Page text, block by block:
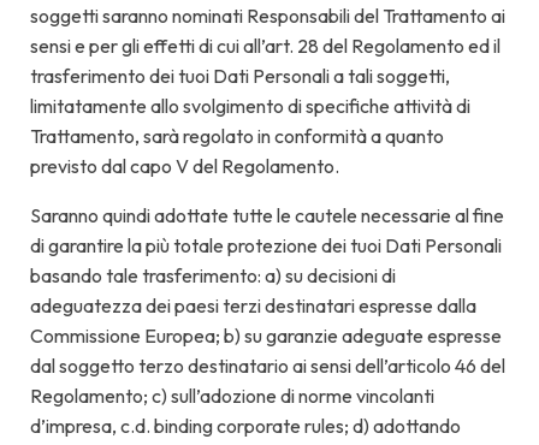
soggetti saranno nominati Responsabili del Trattamento ai
sensi e per gli effetti di cui all’art. 28 del Regolamento ed il
trasferimento dei tuoi Dati Personali a tali soggetti,
limitatamente allo svolgimento di specifiche attività di
Trattamento, sarà regolato in conformità a quanto
previsto dal capo V del Regolamento.
Saranno quindi adottate tutte le cautele necessarie al fine
di garantire la più totale protezione dei tuoi Dati Personali
basando tale trasferimento: a) su decisioni di
adeguatezza dei paesi terzi destinatari espresse dalla
Commissione Europea; b) su garanzie adeguate espresse
dal soggetto terzo destinatario ai sensi dell’articolo 46 del
Regolamento; c) sull’adozione di norme vincolanti
d’impresa, c.d. binding corporate rules; d) adottando